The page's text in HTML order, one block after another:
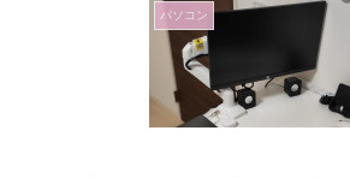
パソコン